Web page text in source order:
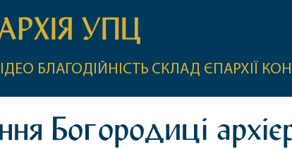
УПЦ
БЛАГОДІЙНІСТЬ СКЛАД ЄПАРХІЇ
Богородиці